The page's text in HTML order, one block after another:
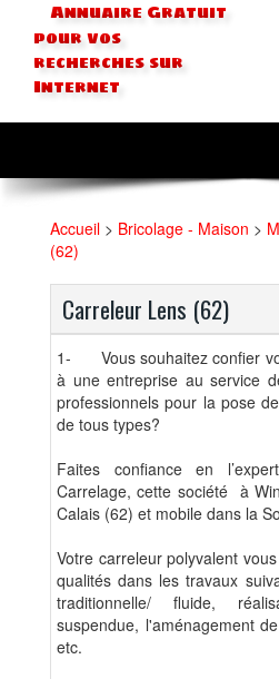
Annuaire Gratuit
pour vos
recherches sur
Internet
Accueil > Bricolage - Maison >
(62)
Carreleur Lens (62)
1-
Vous souhaitez confier
à une entreprise au service
professionnels pour la pose
de tous types?
Faites confiance en
Carrelage, cette société à
Calais (62) et mobile dans la
Votre carreleur polyvalent
qualités dans les travaux
traditionnelle/ fluide,
suspendue, l'aménagement
etc.